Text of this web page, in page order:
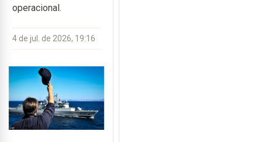
operacional.
4 de jul. de 2026, 19:16